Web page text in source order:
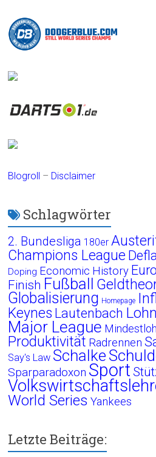
Blogroll – Disclaimer
Schlagwörter
2. Bundesliga 180er
Champions League
Doping Economic History
Finish Fußball
Globalisierung Homepage
Keynes Lautenbach Lohn
Major League
Produktivität Radrennen
Say's Law Schalke
Sparparadoxon Sport
World Series Yankees
Letzte Beiträge: